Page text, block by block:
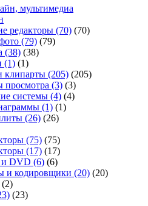
мультимедиа
редакторы (70) (70)
(79) (79)
(38) (38)
(1) (1)
(205) (205)
(3) (3)
системы (4) (4)
(1) (1)
(26) (26)
(75) (75)
(17) (17)
и DVD (6) (6)
и кодировщики (20) (20)
(2)
(23)